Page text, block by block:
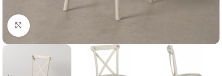
Click to enlarge